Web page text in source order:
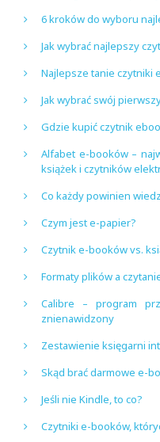
6 kroków do wyboru
Jak wybrać najlepszy
Najlepsze tanie czytniki
Jak wybrać swój
Gdzie kupić czytnik
Alfabet e-booków –
książek i czytników
Co każdy powinien
Czym jest e-papier?
Czytnik e-booków vs.
Formaty plików a
Calibre – program
znienawidzony
Zestawienie księgarni
Skąd brać darmowe e-
Jeśli nie Kindle, to co?
Czytniki e-booków,